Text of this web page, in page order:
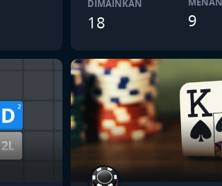
DIMAINKAN
18 9